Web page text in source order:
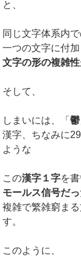
と、
同じ文字体系内
一つの文字に付
文字の形の複雑性
そして、
しまいには、「鬱
漢字、ちなみに
ような
この漢字１字を
モールス信号だ
複雑で繁雑窮ま
す。
このように、